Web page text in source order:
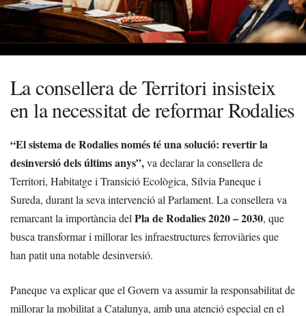
La consellera de Territori insisteix
en la necessitat de reformar Rodalies
“El sistema de Rodalies només té una solució: revertir la
desinversió dels últims anys”,va declarar la consellera de
Territori, Habitatge i Transició Ecològica, Sílvia Paneque i
Sureda, durant la seva intervenció al Parlament. La consellera va
remarcant la importància del Pla de Rodalies 2020 – 2030, que
busca transformar i millorar les infraestructures ferroviàries que
han patit una notable desinversió.
Paneque va explicar que el Govern va assumir la responsabilitat de
millorar la mobilitat a Catalunya, amb una atenció especial en el